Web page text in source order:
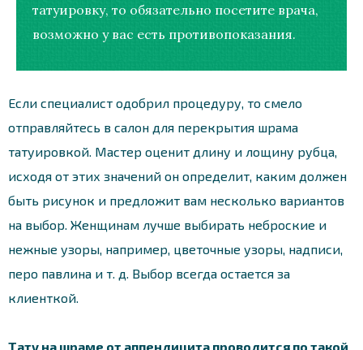
татуировку, то обязательно посетите врача,
возможно у вас есть противопоказания.
Если специалист одобрил процедуру, то смело
отправляйтесь в салон для перекрытия шрама
татуировкой. Мастер оценит длину и лощину рубца,
исходя от этих значений он определит, каким должен
быть рисунок и предложит вам несколько вариантов
на выбор. Женщинам лучше выбирать неброские и
нежные узоры, например, цветочные узоры, надписи,
перо павлина и т. д. Выбор всегда остается за
клиенткой.
Тату на шраме от аппендицита проводится по такой